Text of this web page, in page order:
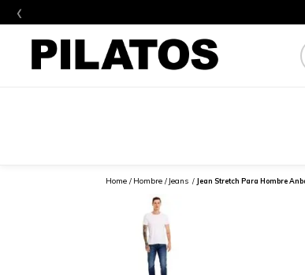
‹
Hombre Jeans Jean Stretch Para Hombre